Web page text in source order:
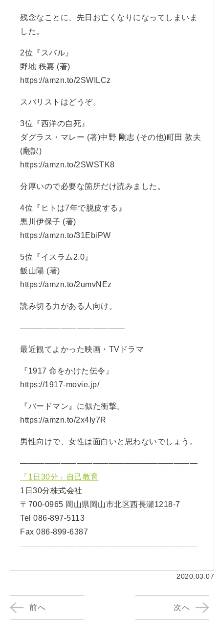
残念なことに、先日お亡くなりになってしまいま
した。
2位『スバル』
野地 秩嘉 (著)
https://amzn.to/2SWILCz
スバリストはどうぞ。
3位『西洋の自死』
ダグラス・マレー (著)中野 剛志 (その他)町田 敦夫
(翻訳)
https://amzn.to/2SWSTK8
分厚いので必要な箇所だけ読みました。
4位『ヒトは7年で脱皮する』
黒川伊保子 (著)
https://amzn.to/31EbiPW
5位『イスラム2.0』
飯山陽 (著)
https://amzn.to/2umvNEz
読み切る力がある人向け。
—————————————
最近観てよかった映画・TVドラマ
『1917 命をかけた伝令』
https://1917-movie.jp/
『バードマン』に似た衝撃。
https://amzn.to/2x4Iy7R
男性向けで、女性は面白いと思わないでしょう。
——————————————————————
「1日30分」自己教育
1日30分株式会社
〒700-0965 岡山県岡山市北区西長瀬1218-7
Tel 086-897-5113
Fax 086-899-6387
——————————————————————
2020.03.07
前へ 次へ